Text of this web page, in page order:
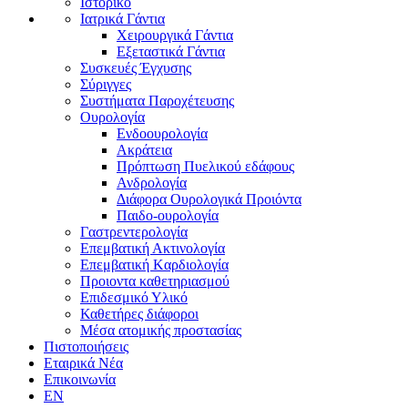
Ιατρικά Γάντια
Χειρουργικά Γάντια
Εξεταστικά Γάντια
Συσκευές Έγχυσης
Σύριγγες
Συστήματα Παροχέτευσης
Ουρολογία
Ενδοουρολογία
Ακράτεια
Πρόπτωση Πυελικού εδάφους
Ανδρολογία
Διάφορα Ουρολογικά Προιόντα
Παιδο-ουρολογία
Γαστρεντερολογία
Επεμβατική Ακτινολογία
Επεμβατική Kαρδιολογία
Προιοντα καθετηριασμού
Επιδεσμικό Υλικό
Καθετήρες διάφοροι
Μέσα ατομικής προστασίας
Πιστοποιήσεις
Εταιρικά Νέα
Επικοινωνία
EN